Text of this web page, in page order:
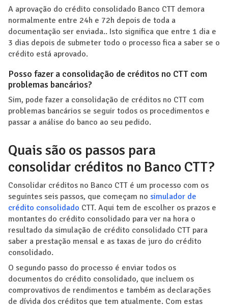
A aprovação do crédito consolidado Banco CTT demora
normalmente entre 24h e 72h depois de toda a
documentação ser enviada.. Isto significa que entre 1 dia e
3 dias depois de submeter todo o processo fica a saber se o
crédito está aprovado.
Posso fazer a consolidação de créditos no CTT com
problemas bancários?
Sim, pode fazer a consolidação de créditos no CTT com
problemas bancários se seguir todos os procedimentos e
passar a análise do banco ao seu pedido.
Quais são os passos para
consolidar créditos no Banco CTT?
Consolidar créditos no Banco CTT é um processo com os
seguintes seis passos, que começam no simulador de
crédito consolidado CTT. Aqui tem de escolher os prazos e
montantes do crédito consolidado para ver na hora o
resultado da simulação de crédito consolidado CTT para
saber a prestação mensal e as taxas de juro do crédito
consolidado.
O segundo passo do processo é enviar todos os
documentos do crédito consolidado, que incluem os
comprovativos de rendimentos e também as declarações
de dívida dos créditos que tem atualmente. Com estas